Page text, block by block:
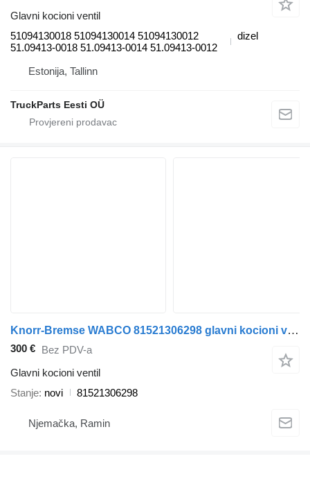
Glavni kocioni ventil
51094130018 51094130014 51094130012
51.09413-0018 51.09413-0014 51.09413-0012
dizel
Estonija, Tallinn
TruckParts Eesti OÜ
Knorr-Bremse WABCO 81521306298 glavni kocioni ventil za MAN TGX TGS tegljača
300 € Bez PDV-a
Glavni kocioni ventil
Stanje novi 81521306298
Njemačka, Ramin